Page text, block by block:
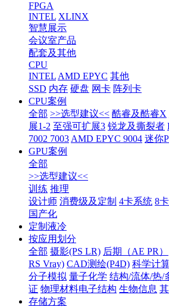
FPGA
INTEL XLINX
智慧展示
会议室产品
配套及其他
CPU
INTEL AMD EPYC 其他
SSD 内存 硬盘 网卡 阵列卡
CPU案例
全部 >>选型建议<< 酷睿及酷睿X
展1-2 至强可扩展3 锐龙及撕裂者
7002 7003 AMD EPYC 9004 迷你
GPU案例
全部
>>选型建议<<
训练 推理
设计师 消费级及定制 4卡系统 8
国产化
定制液冷
按应用划分
全部 摄影(PS LR) 后期（AE PR）
RS Vray) CAD测绘(P4D) 科学计
分子模拟 量子化学 结构/流体/热/
证 物理材料电子结构 生物信息
存储方案